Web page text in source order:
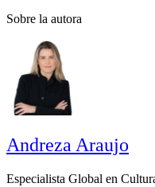
Sobre la autora
Andreza Araujo
Especialista Global en